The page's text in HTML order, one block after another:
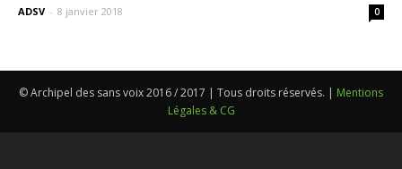
ADSV - 8 janvier 2018 0
© Archipel des sans voix 2016 / 2017 | Tous droits réservés. | Mentions
Légales & CG